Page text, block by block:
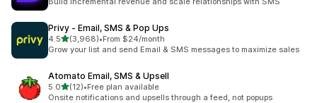
Privy ‑ Email, SMS & Pop Ups
4.55つ星中
(3,968)
合計レビュー数：3968件
•From $24/month
Grow your list and send Email & SMS messages to maximize sales
Atomato Email, SMS & Upsell
5.05つ星中
(12)
合計レビュー数：12件
•Free plan available
Onsite notifications and upsells through a feed, not popups